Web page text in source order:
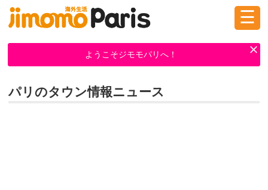
ログイン 新規登録
掲示板 タウン情報 教えて！
☰
ようこそジモモパリへ！
パリのタウン情報ニュース